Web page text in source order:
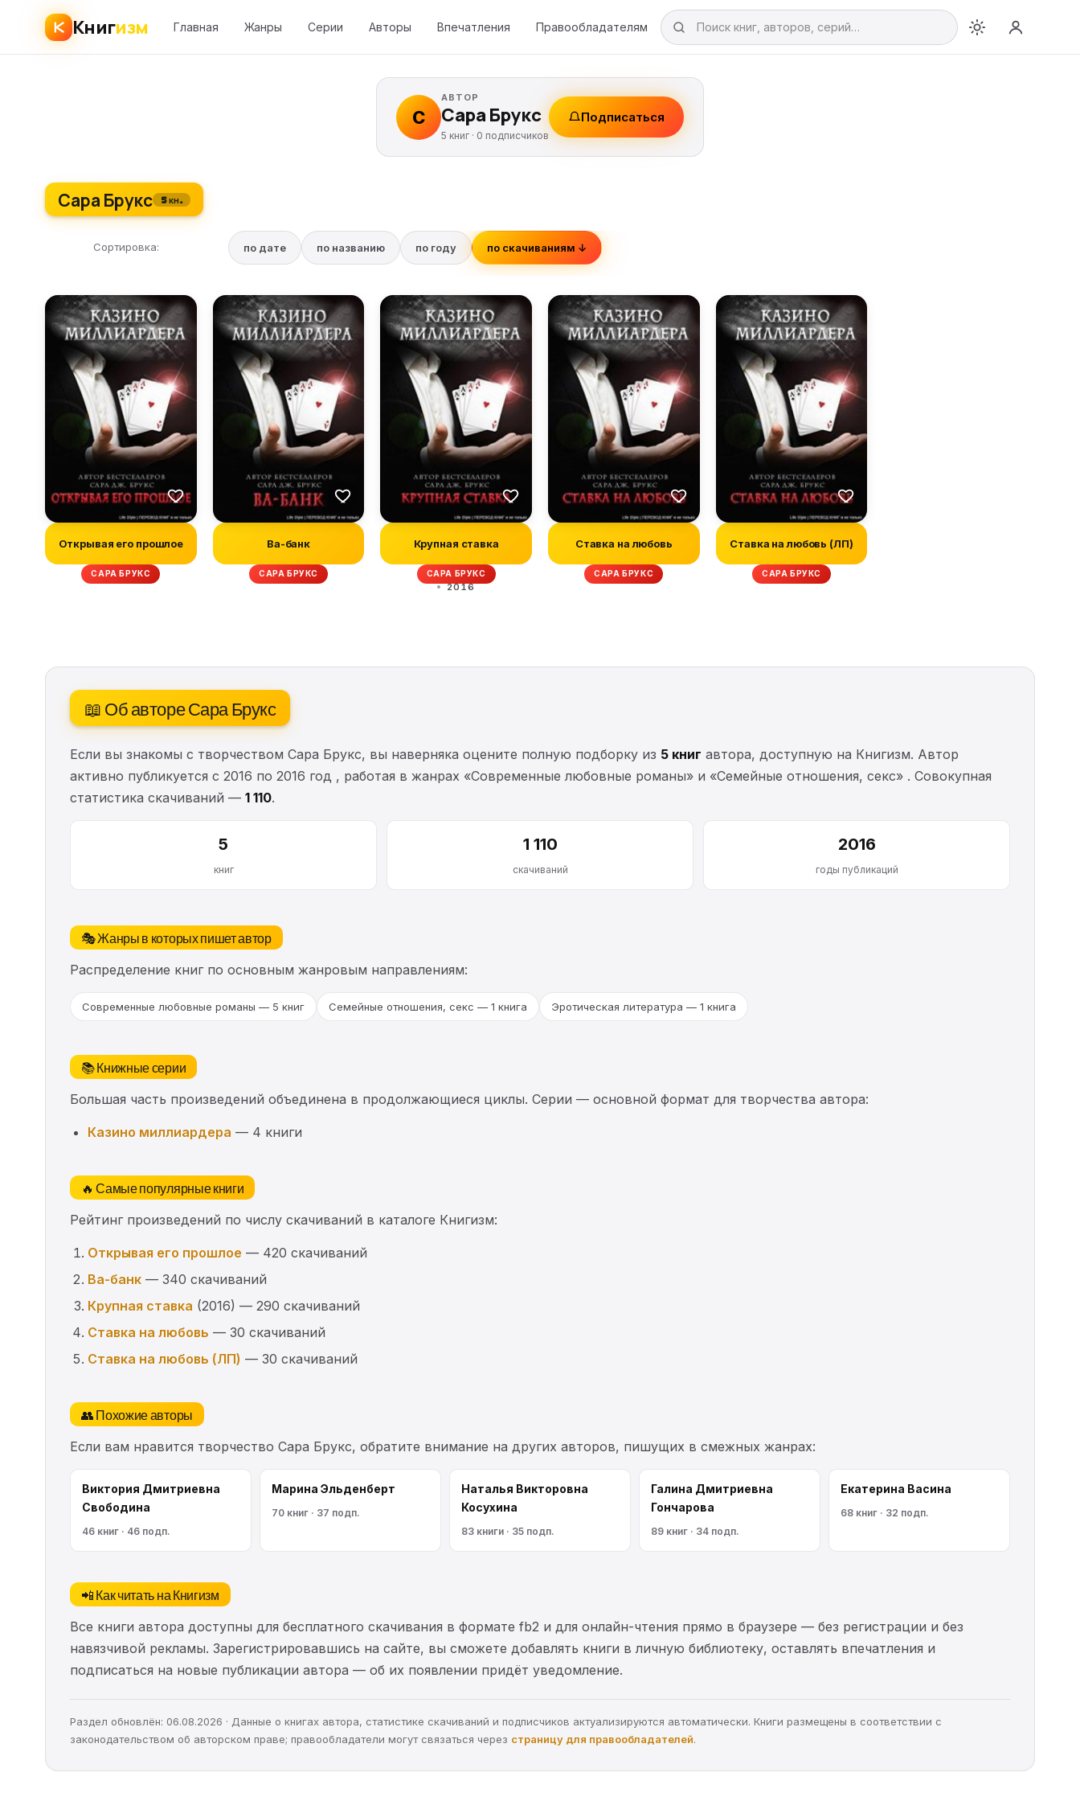
Книгизм Главная Жанры Серии Авторы Впечатления Правообладателям
С
АВТОР
Сара Брукс
5 книг · 0 подписчиков
Подписаться
Сара Брукс 5 кн.
Сортировка: по дате по названию по году по скачиваниям ↓
Открывая его прошлое
САРА БРУКС
Ва-банк
САРА БРУКС
Крупная ставка
САРА БРУКС
2016
Ставка на любовь
САРА БРУКС
Ставка на любовь (ЛП)
САРА БРУКС
📖 Об авторе Сара Брукс
Если вы знакомы с творчеством Сара Брукс, вы наверняка оцените полную подборку из 5 книг автора, доступную на Книгизм. Автор
активно публикуется с 2016 по 2016 год , работая в жанрах «Современные любовные романы» и «Семейные отношения, секс» . Совокупная
статистика скачиваний — 1 110.
5
книг
1 110
скачиваний
2016
годы публикаций
🎭 Жанры в которых пишет автор
Распределение книг по основным жанровым направлениям:
Современные любовные романы — 5 книг Семейные отношения, секс — 1 книга Эротическая литература — 1 книга
📚 Книжные серии
Большая часть произведений объединена в продолжающиеся циклы. Серии — основной формат для творчества автора:
Казино миллиардера — 4 книги
🔥 Самые популярные книги
Рейтинг произведений по числу скачиваний в каталоге Книгизм:
Открывая его прошлое — 420 скачиваний
Ва-банк — 340 скачиваний
Крупная ставка (2016) — 290 скачиваний
Ставка на любовь — 30 скачиваний
Ставка на любовь (ЛП) — 30 скачиваний
👥 Похожие авторы
Если вам нравится творчество Сара Брукс, обратите внимание на других авторов, пишущих в смежных жанрах:
Виктория Дмитриевна
Свободина
46 книг · 46 подп.
Марина Эльденберт
70 книг · 37 подп.
Наталья Викторовна
Косухина
83 книги · 35 подп.
Галина Дмитриевна
Гончарова
89 книг · 34 подп.
Екатерина Васина
68 книг · 32 подп.
📲 Как читать на Книгизм
Все книги автора доступны для бесплатного скачивания в формате fb2 и для онлайн-чтения прямо в браузере — без регистрации и без
навязчивой рекламы. Зарегистрировавшись на сайте, вы сможете добавлять книги в личную библиотеку, оставлять впечатления и
подписаться на новые публикации автора — об их появлении придёт уведомление.
Раздел обновлён: 06.08.2026 · Данные о книгах автора, статистике скачиваний и подписчиков актуализируются автоматически. Книги размещены в соответствии с
законодательством об авторском праве; правообладатели могут связаться через страницу для правообладателей.